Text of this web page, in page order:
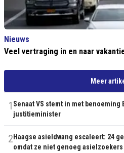
Nieuws
Veel vertraging in en naar
Meer
1 Senaat VS stemt in met benoeming
justitieminister
2 Haagse asieldwang escaleert: 24
omdat ze niet genoeg